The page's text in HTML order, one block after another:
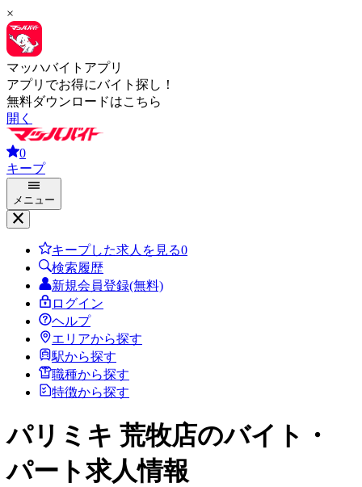
×
マッハバイトアプリ
アプリでお得にバイト探し！
無料ダウンロードはこちら
開く
0
キープ
メニュー
キープした求人を見る0
検索履歴
新規会員登録(無料)
ログイン
ヘルプ
エリアから探す
駅から探す
職種から探す
特徴から探す
パリミキ 荒牧店のバイト・
パート求人情報